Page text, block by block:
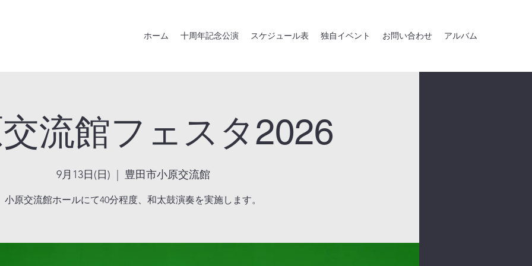
ホーム 十周年記念公演 スケジュール表 独自イベント お問い合わせ アルバム
流館フェスタ2026
9月13日(日) 豊田市小原交流館
小原交流館ホールにて40分程度、和太鼓演奏を実施します。